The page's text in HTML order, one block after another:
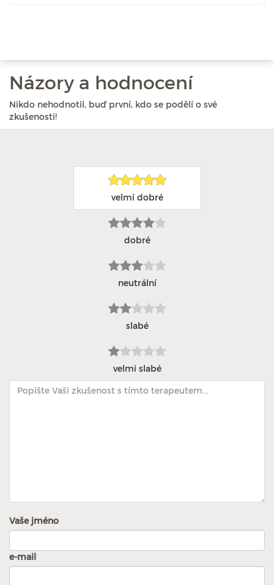
Názory a hodnocení
Nikdo nehodnotil, buď první, kdo se podělí o své
zkušenosti!
velmi dobré
dobré
neutrální
slabé
velmi slabé
Vaše jméno
e-mail